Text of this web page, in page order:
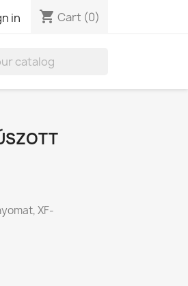
in shopping_cart Cart (0)
XF-